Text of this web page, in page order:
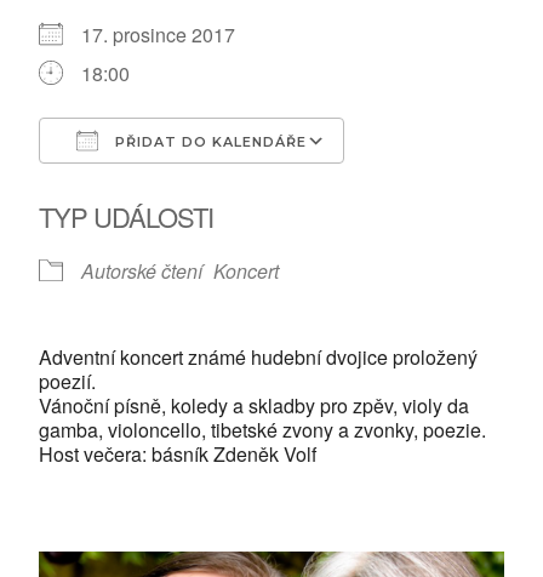
17. prosince 2017
18:00
PŘIDAT DO KALENDÁŘE
TYP UDÁLOSTI
Autorské čtení Koncert
Adventní koncert známé hudební dvojice proložený
poezií.
Vánoční písně, koledy a skladby pro zpěv, violy da
gamba, violoncello, tibetské zvony a zvonky, poezie.
Host večera: básník Zdeněk Volf